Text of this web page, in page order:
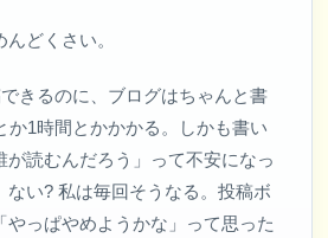
どくさい。
きるのに、ブログはちゃんと書
か1時間とかかかる。しかも書い
が読むんだろう」って不安になっ
ない? 私は毎回そうなる。投稿ボ
やっぱやめようかな」って思った